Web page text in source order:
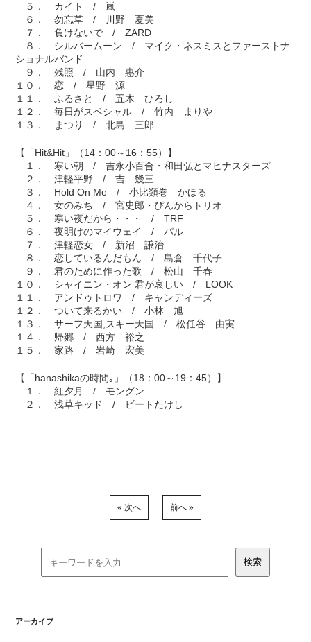
５． カイト / 嵐
６． 勿忘草 / 川野 夏美
７． 負けないで / ZARD
８． シルバームーン / マイク・ネスミスとファーストナ
ショナルバンド
９． 残照 / 山内 惠介
１０． 恋 / 星野 源
１１． ふるさと / 五木 ひろし
１２． 毎日がスペシャル / 竹内 まりや
１３． まつり / 北島 三郎
【「Hit&Hit」（14：00～16：55）】
１． 寒い朝 / 吉永小百合・和田弘とマヒナスターズ
２． 津軽平野 / 吉 幾三
３． Hold On Me / 小比類巻 かほる
４． 女のみち / 宮史郎・ぴんからトリオ
５． 寒い夜だから・・・ / TRF
６． 夜明けのマイウェイ / パル
７． 津軽恋女 / 新沼 謙治
８． 恋しているんだもん / 島倉 千代子
９． 君のために作った歌 / 松山 千春
１０． シャイニン・オン 君が哀しい / LOOK
１１． アンドゥトロワ / キャンディーズ
１２． ついて来るかい / 小林 旭
１３． サーフ天国,スキー天国 / 松任谷 由実
１４． 帰郷 / 西方 裕之
１５． 家路 / 岩崎 宏美
【「hanashikaの時間｡」（18：00～19：45）】
１． 紅夕月 / モングン
２． 浅草キッド / ビートたけし
« 次へ 前へ »
アーカイブ